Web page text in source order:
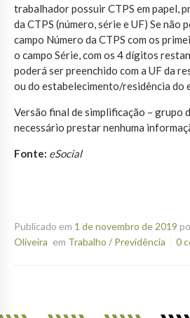
trabalhador possuir CTPS em papel,
da CTPS (número, série e UF) Se não
campo Número da CTPS com os
o campo Série, com os 4 dígitos
poderá ser preenchido com a UF da
ou do estabelecimento/residência do
Versão final de simplificação – grupo
necessário prestar nenhuma
Fonte: eSocial
Publicado em 1 de novembro de 2019
Oliveira em Trabalho / Previdência 0